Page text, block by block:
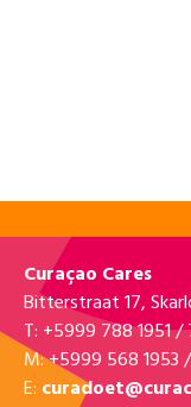
Curaçao Cares
Bitterstraat 17,
T: +5999 788
M: +5999 568
E: